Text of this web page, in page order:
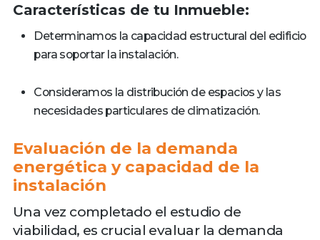
Características de tu Inmueble:
Determinamos la capacidad estructural del edificio
para soportar la instalación.
Consideramos la distribución de espacios y las
necesidades particulares de climatización.
Evaluación de la demanda
energética y capacidad de la
instalación
Una vez completado el estudio de
viabilidad, es crucial evaluar la demanda